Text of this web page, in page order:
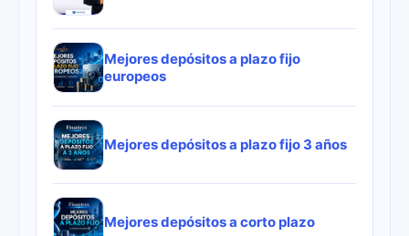
Mejores depósitos a plazo fijo
europeos
Mejores depósitos a plazo fijo 3 años
Mejores depósitos a corto plazo